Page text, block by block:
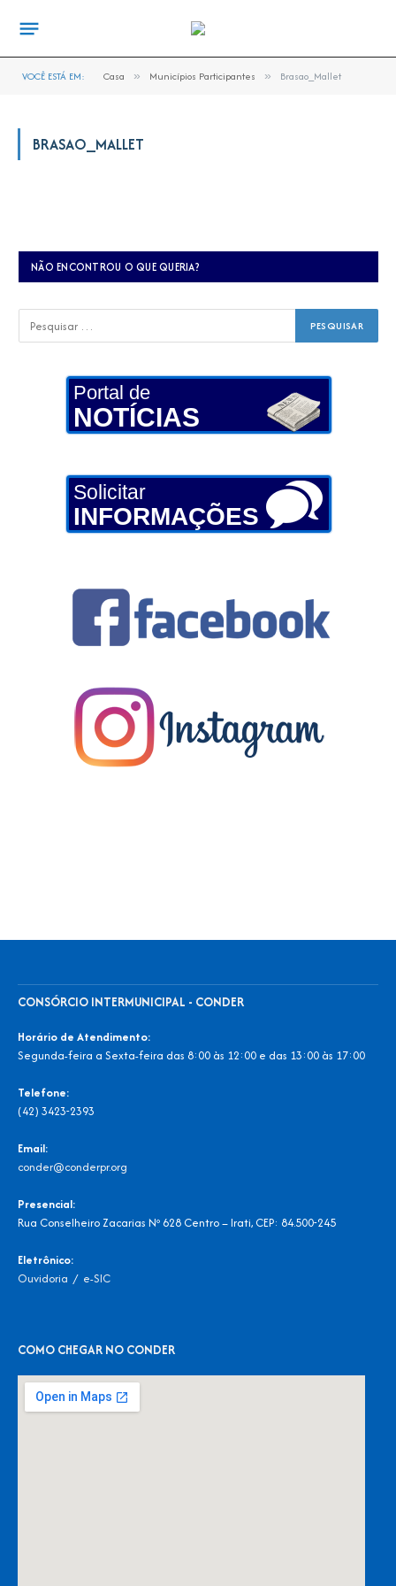
VOCÊ ESTÁ EM: Casa » Municípios Participantes » Brasao_Mallet
BRASAO_MALLET
NÃO ENCONTROU O QUE QUERIA?
Portal de
NOTÍCIAS
Solicitar
INFORMAÇÕES
CONSÓRCIO INTERMUNICIPAL - CONDER
Horário de Atendimento:
Segunda-feira a Sexta-feira das 8:00 às 12:00 e das 13:00 às 17:00
Telefone:
(42) 3423-2393
Email:
conder@conderpr.org
Presencial:
Rua Conselheiro Zacarias Nº 628 Centro – Irati, CEP: 84.500-245
Eletrônico:
Ouvidoria / e-SIC
COMO CHEGAR NO CONDER